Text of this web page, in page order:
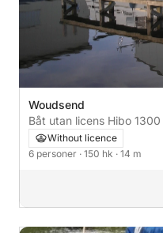
Woudsend
Without licence
6 personer · 150 hk · 14 m